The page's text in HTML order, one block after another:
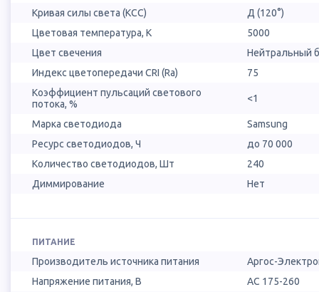
Кривая силы света (КСС)
Д (120°)
Цветовая температура, К
5000
Цвет свечения
Нейтральный
Индекс цветопередачи CRI (Ra)
75
Коэффициент пульсаций светового
потока, %
<1
Марка светодиода
Samsung
Ресурс светодиодов, Ч
до 70 000
Количество светодиодов, Шт
240
Диммирование
Нет
ПИТАНИЕ
Производитель источника питания
Аргос-
Напряжение питания, В
AC 175-260